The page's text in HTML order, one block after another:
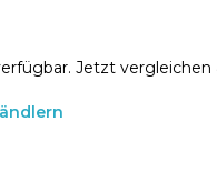
Jetzt